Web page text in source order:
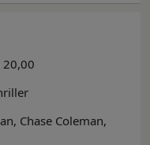
Chase Coleman,